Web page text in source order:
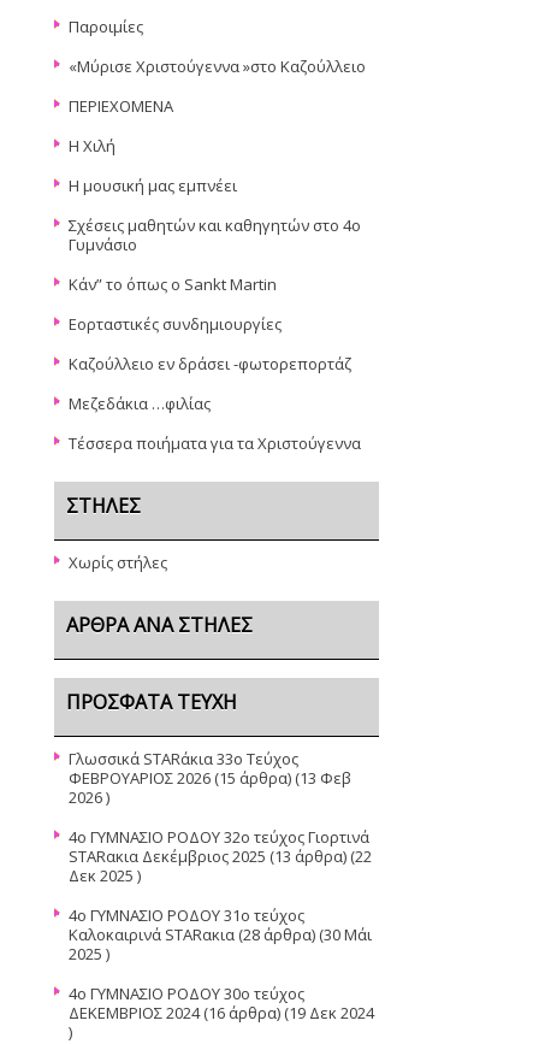
Παροιμίες
«Μύρισε Χριστούγεννα »στο Καζούλλειο
ΠΕΡΙΕΧΟΜΕΝΑ
Η Χιλή
Η μουσική μας εμπνέει
Σχέσεις μαθητών και καθηγητών στο 4ο
Γυμνάσιο
Κάν” το όπως ο Sankt Martin
Εορταστικές συνδημιουργίες
Καζούλλειο εν δράσει -φωτορεπορτάζ
Μεζεδάκια …φιλίας
Τέσσερα ποιήματα για τα Χριστούγεννα
ΣΤΉΛΕΣ
Χωρίς στήλες
ΆΡΘΡΑ ΑΝΆ ΣΤΉΛΕΣ
ΠΡΌΣΦΑΤΑ ΤΕΎΧΗ
Γλωσσικά STARάκια 33o Τεύχος
ΦΕΒΡΟΥΑΡΙΟΣ 2026 (15 άρθρα) (13 Φεβ
2026 )
4ο ΓΥΜΝΑΣΙΟ ΡΟΔΟΥ 32ο τεύχος Γιορτινά
STARακια Δεκέμβριος 2025 (13 άρθρα) (22
Δεκ 2025 )
4ο ΓΥΜΝΑΣΙΟ ΡΟΔΟΥ 31ο τεύχος
Καλοκαιρινά STARακια (28 άρθρα) (30 Μάι
2025 )
4o ΓΥΜΝΑΣΙΟ ΡΟΔΟΥ 30ο τεύχος
ΔΕΚΕΜΒΡΙΟΣ 2024(16 άρθρα) (19 Δεκ 2024
)